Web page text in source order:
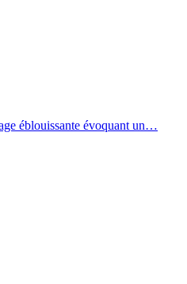
éblouissante évoquant un…